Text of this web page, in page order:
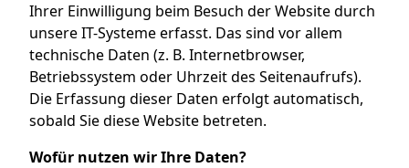
Ihrer Einwilligung beim Besuch der Website durch
unsere IT-Systeme erfasst. Das sind vor allem
technische Daten (z. B. Internetbrowser,
Betriebssystem oder Uhrzeit des Seitenaufrufs).
Die Erfassung dieser Daten erfolgt automatisch,
sobald Sie diese Website betreten.
Wofür nutzen wir Ihre Daten?